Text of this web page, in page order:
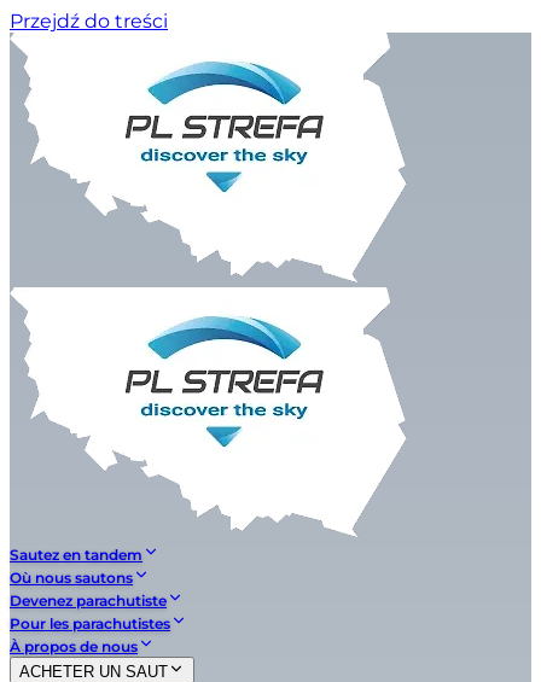
Przejdź do treści
Sautez en tandem
Où nous sautons
Devenez parachutiste
Pour les parachutistes
À propos de nous
ACHETER UN SAUT